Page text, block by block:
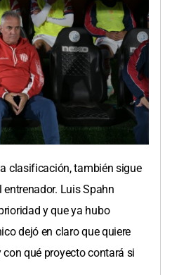
clasificación, también sigue
Luis Spahn
y que ya hubo
dejó en claro que quiere
qué proyecto contará si